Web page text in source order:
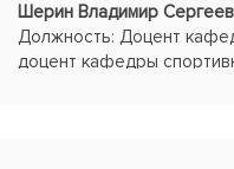
Шерин Владимир
Должность: Доцент
доцент кафедры